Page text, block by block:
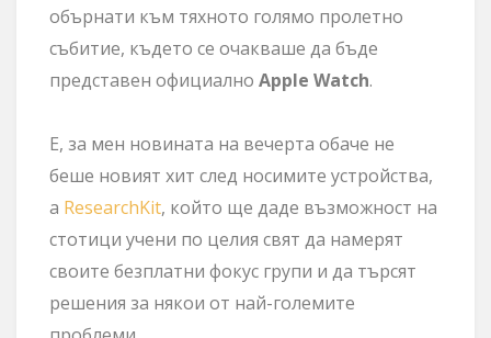
обърнати към тяхното голямо пролетно
събитие, където се очакваше да бъде
представен официално Apple Watch.
Е, за мен новината на вечерта обаче не
беше новият хит след носимите устройства,
а ResearchKit, който ще даде възможност на
стотици учени по целия свят да намерят
своите безплатни фокус групи и да търсят
решения за някои от най-големите